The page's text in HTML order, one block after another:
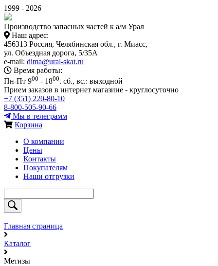
1999 - 2026
Производство запасных частей к а/м Урал
Наш адрес:
456313 Россия, Челябинская обл., г. Миасс,
ул. Объездная дорога, 5/35А
e-mail: dima@ural-skat.ru
Время работы:
Пн-Пт 900 - 1800. сб., вс.: выходной
Прием заказов в интернет магазине - круглосуточно
+7 (351) 220-80-10
8-800-505-90-66
Мы в телеграмм
Корзина
О компании
Цены
Контакты
Покупателям
Наши отгрузки
Главная страница
Каталог
Метизы